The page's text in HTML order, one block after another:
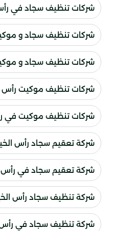
شركات تنظيف سجاد في
شركات تنظيف سجاد و
شركات تنظيف سجاد و
شركات تنظيف موكيت رأس
شركات تنظيف موكيت في
شركة تعقيم سجاد رأس
شركة تعقيم سجاد في رأس
شركة تنظيف سجاد رأس
شركة تنظيف سجاد في رأس